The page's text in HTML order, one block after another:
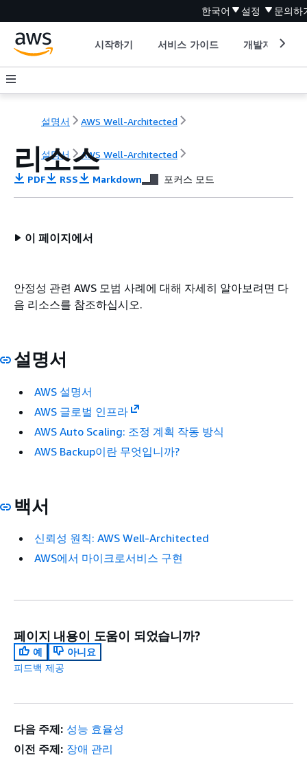
한국어 설정 문의하
시작하기 서비스 가이드 개발자 도구
설명서 AWS Well-Architected
설명서 AWS Well-Architected
리소스
PDF RSS Markdown 포커스 모드
이 페이지에서
안정성 관련 AWS 모범 사례에 대해 자세히 알아보려면 다
음 리소스를 참조하십시오.
설명서
AWS 설명서
AWS 글로벌 인프라
AWS Auto Scaling: 조정 계획 작동 방식
AWS Backup이란 무엇입니까?
백서
신뢰성 원칙: AWS Well-Architected
AWS에서 마이크로서비스 구현
페이지 내용이 도움이 되었습니까?
예
아니요
피드백 제공
다음 주제: 성능 효율성
이전 주제: 장애 관리